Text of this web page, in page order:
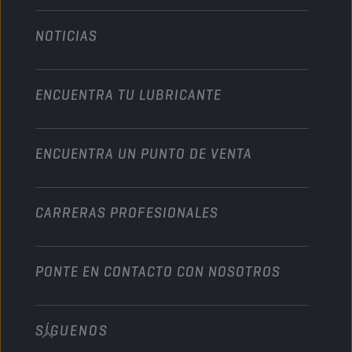
Motocicleta y vehículo todoterreno
Industria
Naútica
Technology
Colaboraciones en deportes de motor
Automóvil
Motocicleta
Servicio pesado
NOTICIAS
ENCUENTRA TU LUBRICANTE
ENCUENTRA UN PUNTO DE VENTA
CARRERAS PROFESIONALES
PONTE EN CONTACTO CON NOSOTROS
info@championlubes.com
SÍGUENOS